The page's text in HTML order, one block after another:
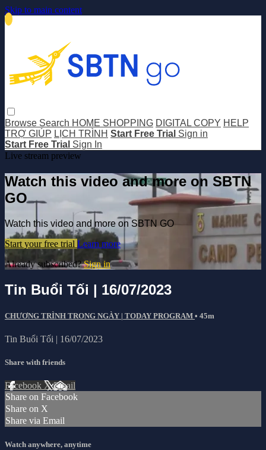
Skip to main content
Browse Search HOME SHOPPING DIGITAL COPY HELP
TRỢ GIÚP LỊCH TRÌNH Start Free Trial Sign in
Start Free Trial Sign In
Live stream preview
Watch this video and more on SBTN
GO
Watch this video and more on SBTN GO
Start your free trial Learn more
Already subscribed?Sign in
Tin Buổi Tối | 16/07/2023
CHƯƠNG TRÌNH TRONG NGÀY | TODAY PROGRAM • 45m
Tin Buổi Tối | 16/07/2023
Share with friends
Facebook XEmail
Share on Facebook
Share on X
Share via Email
Watch anywhere, anytime